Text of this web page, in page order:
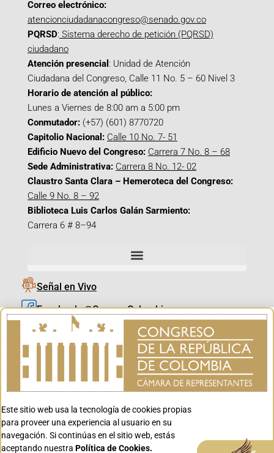
Correo electrónico:
atencionciudadanacongreso@senado.gov.co
PQRSD: Sistema derecho de petición (PQRSD)
ciudadano
Atención presencial : Unidad de Atención
Ciudadana del Congreso, Calle 11 No. 5 – 60 Nivel 3
Horario de atención al público:
Lunes a Viernes de 8:00 am a 5:00 pm
Conmutador: (+57) (601) 8770720
Capitolio Nacional: Calle 10 No. 7- 51
Edificio Nuevo del Congreso: Carrera 7 No. 8 – 68
Sede Administrativa: Carrera 8 No. 12- 02
Claustro Santa Clara – Hemeroteca del Congreso:
Calle 9 No. 8 – 92
Biblioteca Luis Carlos Galán Sarmiento:
Carrera 6 # 8–94
Señal en Vivo
Facebook_@CamaraColombia
Instagram_@CamaraColombia
X_@CamaraColombia
Youtube_@CamaraColombia
Youtube_@CanalCongreso
Este sitio web usa la tecnología de cookies propias
para proveer una experiencia al usuario en su
navegación. Si continúas en el sitio web, estás
aceptando nuestra Política de Cookies. Aceptar